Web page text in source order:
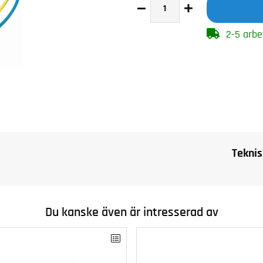
2-5
Du kanske även är intresserad av